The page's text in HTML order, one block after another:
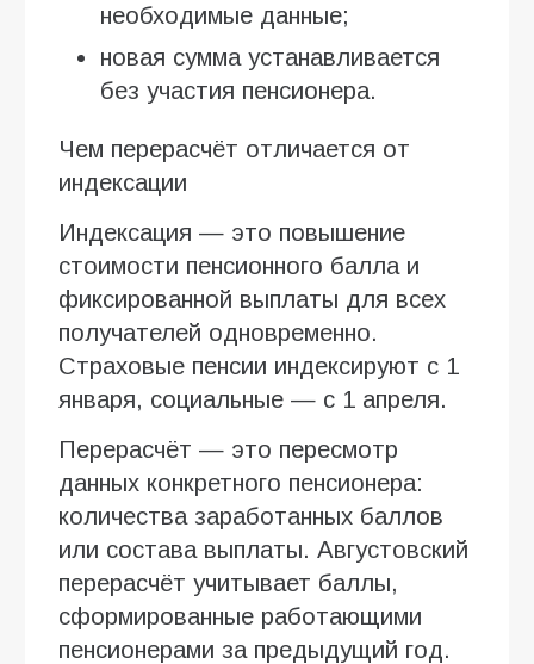
необходимые данные;
новая сумма устанавливается
без участия пенсионера.
Чем перерасчёт отличается от
индексации
Индексация — это повышение
стоимости пенсионного балла и
фиксированной выплаты для всех
получателей одновременно.
Страховые пенсии индексируют с 1
января, социальные — с 1 апреля.
Перерасчёт — это пересмотр
данных конкретного пенсионера:
количества заработанных баллов
или состава выплаты. Августовский
перерасчёт учитывает баллы,
сформированные работающими
пенсионерами за предыдущий год.